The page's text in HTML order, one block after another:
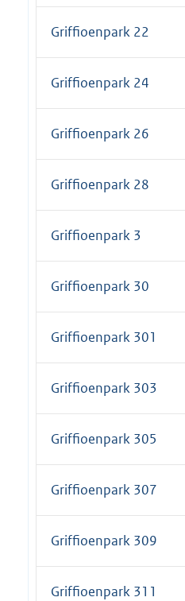
Griffioenpark 22
Griffioenpark 24
Griffioenpark 26
Griffioenpark 28
Griffioenpark 3
Griffioenpark 30
Griffioenpark 301
Griffioenpark 303
Griffioenpark 305
Griffioenpark 307
Griffioenpark 309
Griffioenpark 311